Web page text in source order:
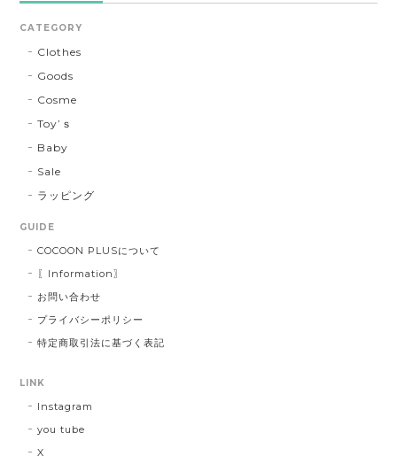
CATEGORY
Clothes
Goods
Cosme
Toy’ｓ
Baby
Sale
ラッピング
GUIDE
COCOON PLUSについて
〖Information〗
お問い合わせ
プライバシーポリシー
特定商取引法に基づく表記
LINK
Instagram
you tube
X